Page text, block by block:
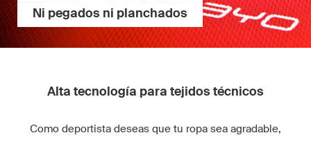
Ni pegados ni planchados
Alta tecnología para tejidos técnicos
Como deportista deseas que tu ropa sea agradable,